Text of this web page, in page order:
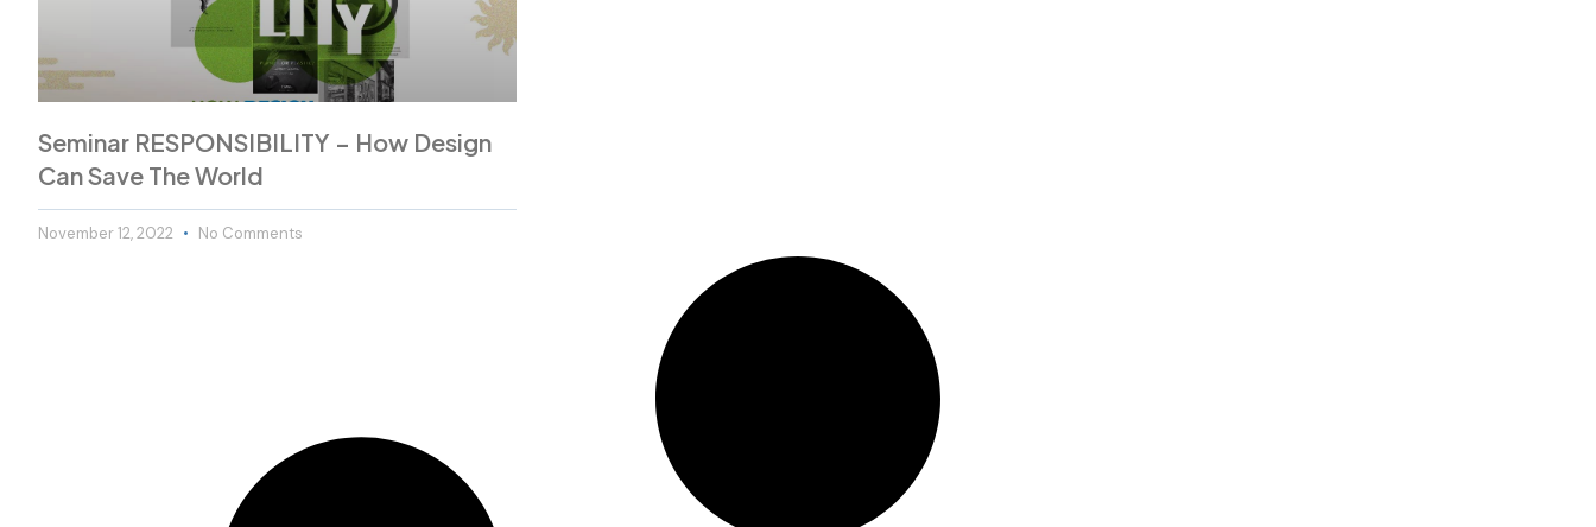
Seminar RESPONSIBILITY – How Design
Can Save The World
November 12, 2022 No Comments